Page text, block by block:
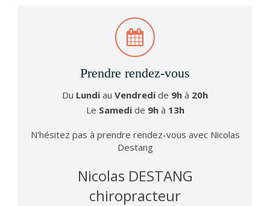
Prendre rendez-vous
Du Lundi au Vendredi de 9h à 20h
Le Samedide 9hà 13h
N'hésitez pas à prendre rendez-vous avec Nicolas
Destang
Nicolas DESTANG
chiropracteur